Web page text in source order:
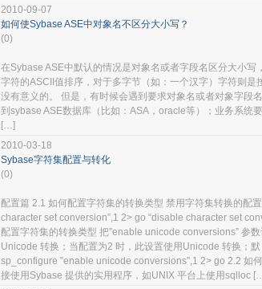
2010-09-07
如何使Sybase ASE中对象名不区分大小写？
(0)
在Sybase ASE中默认的情况是对象名或者字段名区分大小
字符的ASCII值排序，对于多字节（如：一个汉字）字符则
没有意义的。 但是，有时候会遇到要求对象名或者对象字段
到sybase ASE数据库（比如：ASA，oracle等）；业务系统
[…]
2010-03-18
Sybase字符集配置与转化
(0)
配置篇 2.1 如何配置字符集的转换类型 禁用字符集转换的配
character set conversion”,1 2> go “disable character set
配置字符集的转换类型 把”enable unicode conversions” 参
Unicode 转换；当配置为2 时，此设置使用Unicode 转换；
sp_configure ”enable unicode conversions”,1 2> go 2.2 如
接使用Sybase 提供的实用程序，如UNIX 平台上使用sqlloc